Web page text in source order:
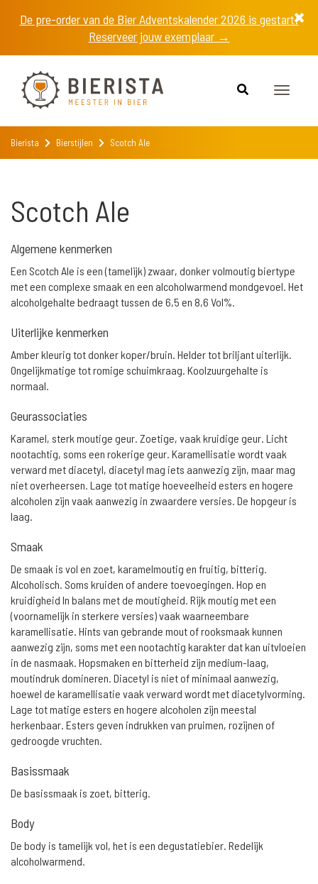
De pre-order van de Bier Adventskalender 2026 is gestart!
Reserveer jouw exemplaar →
Toggle
Bierista Bierstijlen Scotch Ale
Scotch Ale
Algemene kenmerken
Een Scotch Ale is een (tamelijk) zwaar, donker volmoutig biertype
met een complexe smaak en een alcoholwarmend mondgevoel. Het
alcoholgehalte bedraagt tussen de 6,5 en 8,6 Vol%.
Uiterlijke kenmerken
Amber kleurig tot donker koper/bruin. Helder tot briljant uiterlijk.
Ongelijkmatige tot romige schuimkraag. Koolzuurgehalte is
normaal.
Geurassociaties
Karamel, sterk moutige geur. Zoetige, vaak kruidige geur. Licht
nootachtig, soms een rokerige geur. Karamellisatie wordt vaak
verward met diacetyl, diacetyl mag iets aanwezig zijn, maar mag
niet overheersen. Lage tot matige hoeveelheid esters en hogere
alcoholen zijn vaak aanwezig in zwaardere versies. De hopgeur is
laag.
Smaak
De smaak is vol en zoet, karamelmoutig en fruitig, bitterig.
Alcoholisch. Soms kruiden of andere toevoegingen. Hop en
kruidigheid In balans met de moutigheid. Rijk moutig met een
(voornamelijk in sterkere versies) vaak waarneembare
karamellisatie. Hints van gebrande mout of rooksmaak kunnen
aanwezig zijn, soms met een nootachtig karakter dat kan uitvloeien
in de nasmaak. Hopsmaken en bitterheid zijn medium-laag,
moutindruk domineren. Diacetyl is niet of minimaal aanwezig,
hoewel de karamellisatie vaak verward wordt met diacetylvorming.
Lage tot matige esters en hogere alcoholen zijn meestal
herkenbaar. Esters geven indrukken van pruimen, rozijnen of
gedroogde vruchten.
Basissmaak
De basissmaak is zoet, bitterig.
Body
De body is tamelijk vol, het is een degustatiebier. Redelijk
alcoholwarmend.